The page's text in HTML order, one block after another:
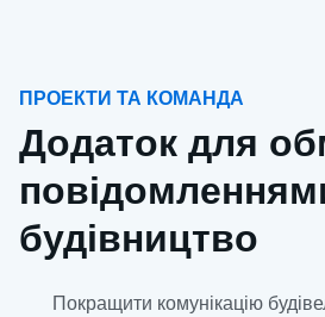
ПРОЕКТИ ТА КОМАНДА
Додаток для
будівництво
Покращити комунікацію